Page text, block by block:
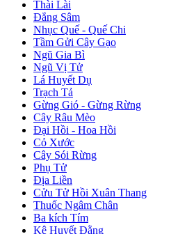
Thài Lài
Đẳng Sâm
Nhục Quế - Quế Chi
Tầm Gửi Cây Gạo
Ngũ Gia Bì
Ngũ Vị Tử
Lá Huyết Dụ
Trạch Tả
Gừng Gió - Gừng Rừng
Cây Râu Mèo
Đại Hồi - Hoa Hồi
Cỏ Xước
Cây Sói Rừng
Phụ Tử
Địa Liền
Cửu Tử Hồi Xuân Thang
Thuốc Ngâm Chân
Ba kích Tím
Kê Huyết Đằng